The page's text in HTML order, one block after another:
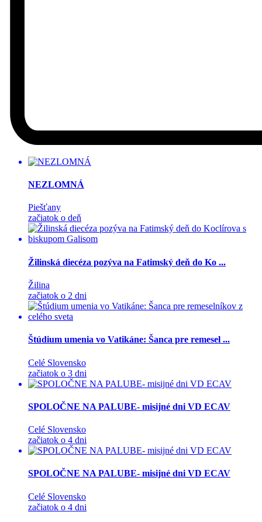
NEZLOMNÁ
Piešťany
začiatok o deň
Žilinská diecéza pozýva na Fatimský deň do Ko ...
Žilina
začiatok o 2 dni
Štúdium umenia vo Vatikáne: Šanca pre remesel ...
Celé Slovensko
začiatok o 3 dni
SPOLOČNE NA PALUBE- misijné dni VD ECAV
Celé Slovensko
začiatok o 4 dni
SPOLOČNE NA PALUBE- misijné dni VD ECAV
Celé Slovensko
začiatok o 4 dni